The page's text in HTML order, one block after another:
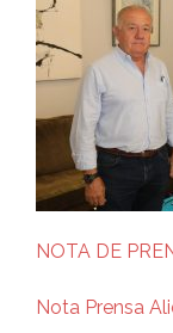
NOTA DE
Nota Prensa